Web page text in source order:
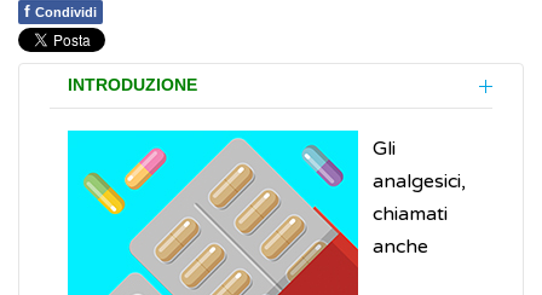
f Condividi
INTRODUZIONE
Gli
analgesici,
chiamati
anche